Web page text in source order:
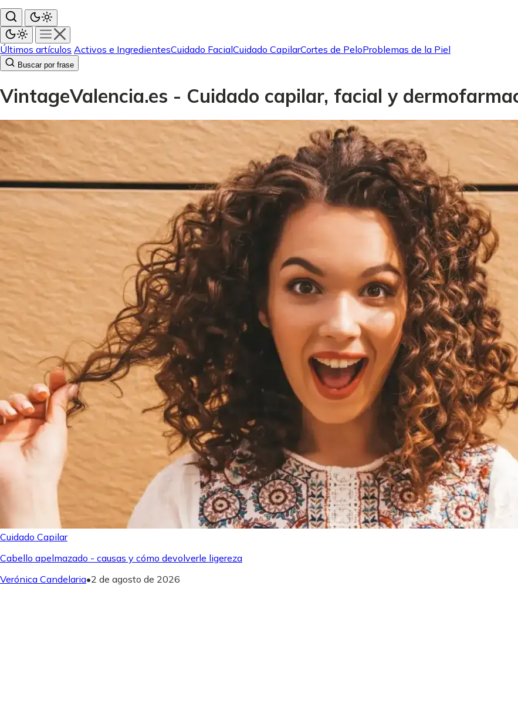
Últimos artículos Activos e IngredientesCuidado FacialCuidado CapilarCortes de PeloProblemas de la Piel
Buscar por frase
VintageValencia.es - Cuidado capilar, facial y
Cuidado Capilar
Cabello apelmazado - causas y cómo devolverle ligereza
Verónica Candelaria•2 de agosto de 2026